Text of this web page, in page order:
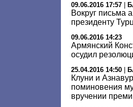
09.06.2016 17:57 |
Вокруг письма
президенту
09.06.2016 14:23
Армянский
осудил
25.04.2016 14:50
Клуни и
поминовения
вручении